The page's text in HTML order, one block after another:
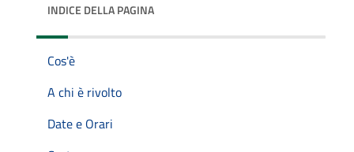
INDICE DELLA PAGINA
Cos'è
A chi è rivolto
Date e Orari